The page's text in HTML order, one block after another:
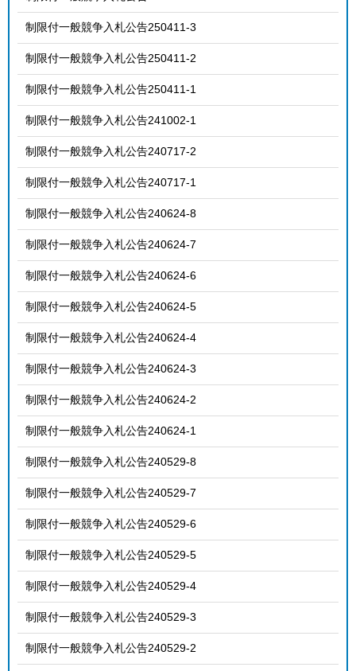
制限付一般競争入札公告250411-3
制限付一般競争入札公告250411-2
制限付一般競争入札公告250411-1
制限付一般競争入札公告241002-1
制限付一般競争入札公告240717-2
制限付一般競争入札公告240717-1
制限付一般競争入札公告240624-8
制限付一般競争入札公告240624-7
制限付一般競争入札公告240624-6
制限付一般競争入札公告240624-5
制限付一般競争入札公告240624-4
制限付一般競争入札公告240624-3
制限付一般競争入札公告240624-2
制限付一般競争入札公告240624-1
制限付一般競争入札公告240529-8
制限付一般競争入札公告240529-7
制限付一般競争入札公告240529-6
制限付一般競争入札公告240529-5
制限付一般競争入札公告240529-4
制限付一般競争入札公告240529-3
制限付一般競争入札公告240529-2